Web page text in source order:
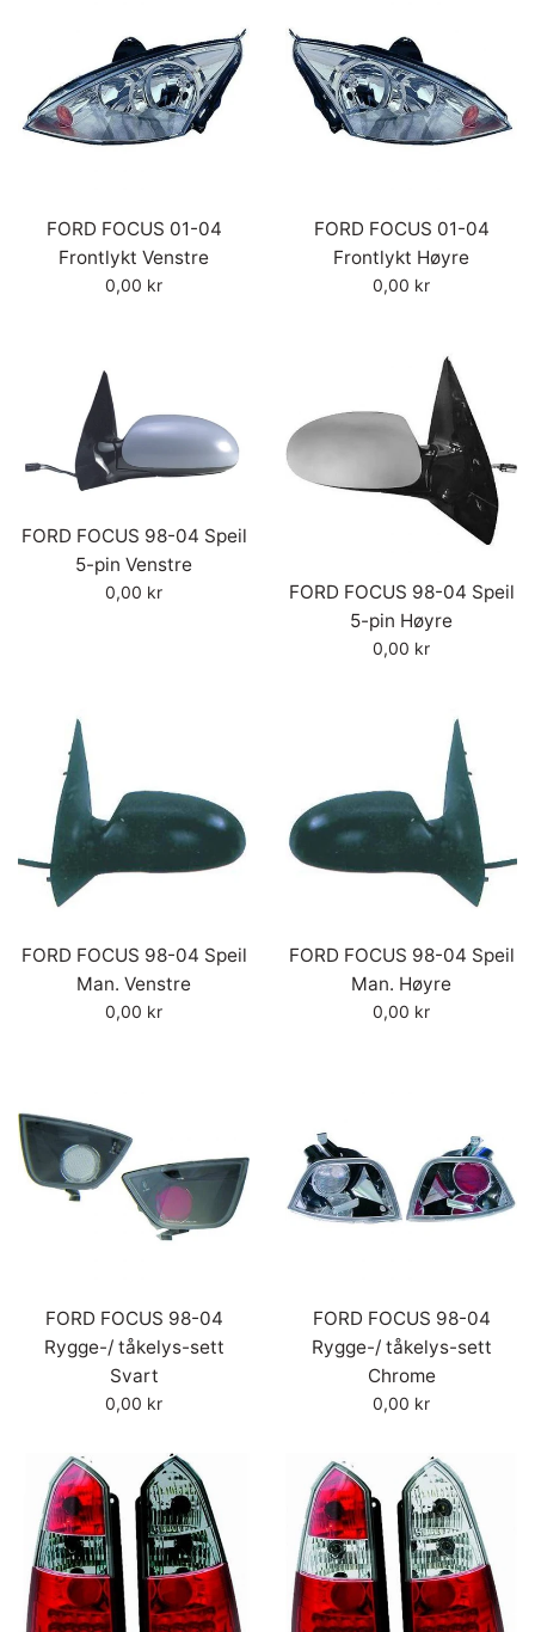
FORD FOCUS 01-04
Frontlykt Venstre
Vanlig
0,00 kr
FORD FOCUS 01-04
Frontlykt Høyre
Vanlig
0,00 kr
FORD FOCUS 98-04 Speil
5-pin Venstre
Vanlig
0,00 kr
FORD FOCUS 98-04 Speil
5-pin Høyre
Vanlig
0,00 kr
FORD FOCUS 98-04 Speil
Man. Venstre
Vanlig
0,00 kr
FORD FOCUS 98-04 Speil
Man. Høyre
Vanlig
0,00 kr
FORD FOCUS 98-04
Rygge-/ tåkelys-sett
Svart
Vanlig
0,00 kr
FORD FOCUS 98-04
Rygge-/ tåkelys-sett
Chrome
Vanlig
0,00 kr